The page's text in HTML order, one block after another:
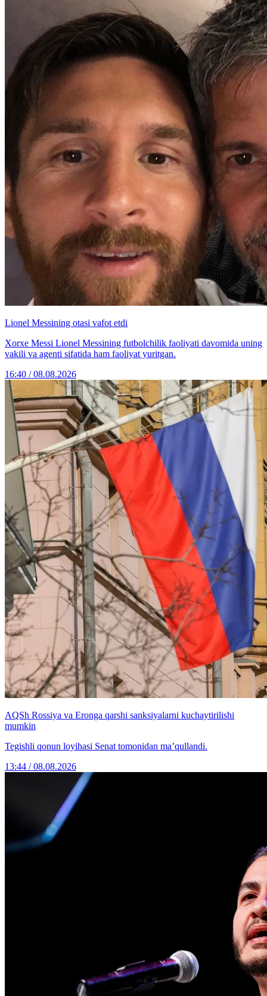
Lionel Messining otasi vafot etdi
Xorxe Messi Lionel Messining futbolchilik faoliyati davomida uning
vakili va agenti sifatida ham faoliyat yuritgan.
16:40 / 08.08.2026
AQSh Rossiya va Eronga qarshi sanksiyalarni kuchaytirilishi
mumkin
Tegishli qonun loyihasi Senat tomonidan ma’qullandi.
13:44 / 08.08.2026